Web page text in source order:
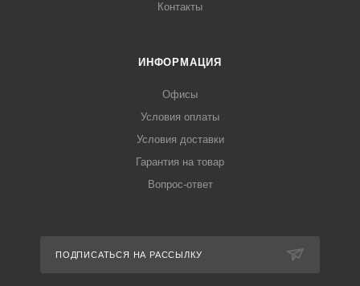
Контакты
ИНФОРМАЦИЯ
Офисы
Условия оплаты
Условия доставки
Гарантия на товар
Вопрос-ответ
ПОДПИСАТЬСЯ НА РАССЫЛКУ